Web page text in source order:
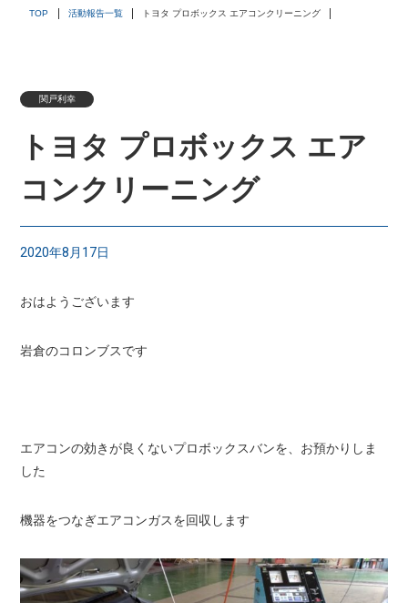
TOP 活動報告一覧 トヨタ プロボックス エアコンクリーニング
関戸利幸
トヨタ プロボックス エア
コンクリーニング
2020年8月17日
おはようございます
岩倉のコロンブスです
エアコンの効きが良くないプロボックスバンを、お預かりしま
した
機器をつなぎエアコンガスを回収します